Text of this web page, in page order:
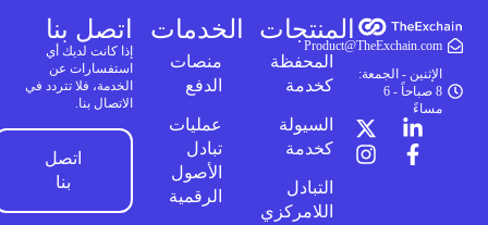
Product@TheExchain.com
الإثنين - الجمعة:
8 صباحاً - 6
مساءً
المنتجات
المحفظة
كخدمة
السيولة
كخدمة
التبادل
اللامركزي
الخدمات
منصات
الدفع
عمليات
تبادل
الأصول
الرقمية
اتصل بنا
إذا كانت لديك أي
استفسارات عن
الخدمة، فلا تتردد في
الاتصال بنا.
اتصل
بنا